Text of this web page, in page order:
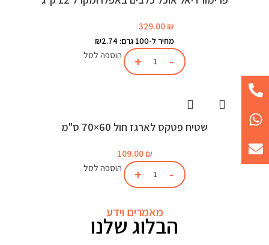
329.00 ₪
מחיר ל-100 גרם: ₪2.74
הוספה לסל
שטיח פטקס לארגז חול 60×70 ס"מ
109.00 ₪
הוספה לסל
מאמרים וידע
הבלוג שלנו